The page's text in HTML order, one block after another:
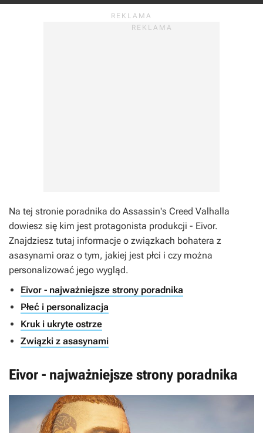
Na tej stronie poradnika do Assassin's Creed Valhalla
dowiesz się kim jest protagonista produkcji - Eivor.
Znajdziesz tutaj informacje o związkach bohatera z
asasynami oraz o tym, jakiej jest płci i czy można
personalizować jego wygląd.
Eivor - najważniejsze strony poradnika
Płeć i personalizacja
Kruk i ukryte ostrze
Związki z asasynami
Eivor - najważniejsze strony poradnika